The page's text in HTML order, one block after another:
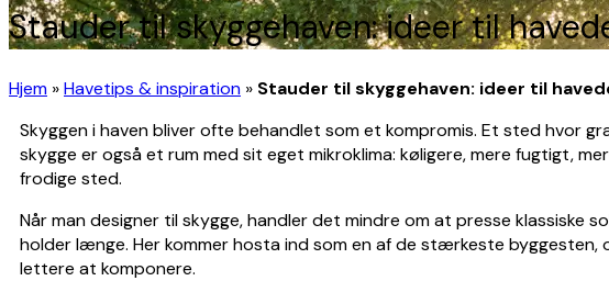
Stauder til skyggehaven: ideer til
Hjem »Havetips & inspiration » Stauder til skyggehaven: ideer til
Skyggen i haven bliver ofte behandlet som et kompromis. Et sted hvor
skygge er også et rum med sit eget mikroklima: køligere, mere fugtigt,
frodige sted.
Når man designer til skygge, handler det mindre om at presse
holder længe. Her kommer hosta ind som en af de stærkeste byggesten,
lettere at komponere.